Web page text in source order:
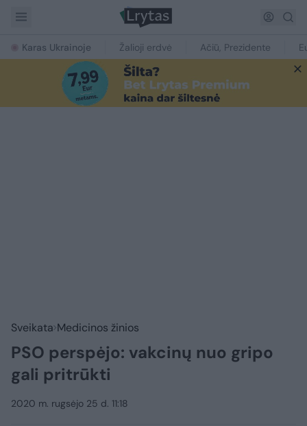
Karas Ukrainoje Žalioji erdvė Ačiū, Prezidente
Sveikata Medicinos žinios
PSO perspėjo: vakcinų nuo gripo
gali pritrūkti
2020 m. rugsėjo 25 d. 11:18